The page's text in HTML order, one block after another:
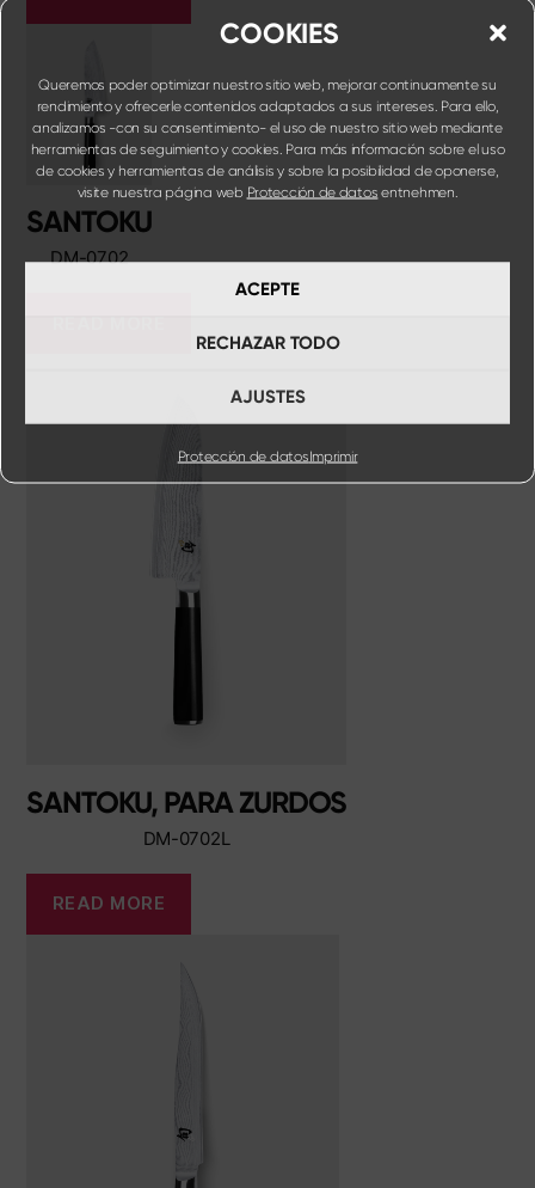
COOKIES
Queremos poder optimizar nuestro sitio web, mejorar continuamente su
rendimiento y ofrecerle contenidos adaptados a sus intereses. Para ello,
analizamos -con su consentimiento- el uso de nuestro sitio web mediante
herramientas de seguimiento y cookies. Para más información sobre el uso
de cookies y herramientas de análisis y sobre la posibilidad de oponerse,
visite nuestra página web Protección de datos entnehmen.
ACEPTE
RECHAZAR TODO
AJUSTES
Protección de datosImprimir
SANTOKU
DM-0702
SANTOKU, PARA ZURDOS
DM-0702L
READ MORE